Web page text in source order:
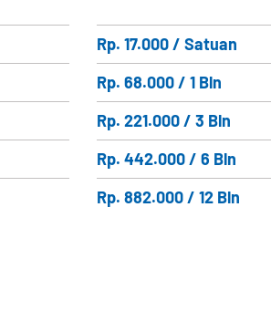
Rp. 17.000 / Satuan
Rp. 68.000 / 1 Bln
Rp. 221.000 / 3 Bln
Rp. 442.000 / 6 Bln
Rp. 882.000 / 12 Bln